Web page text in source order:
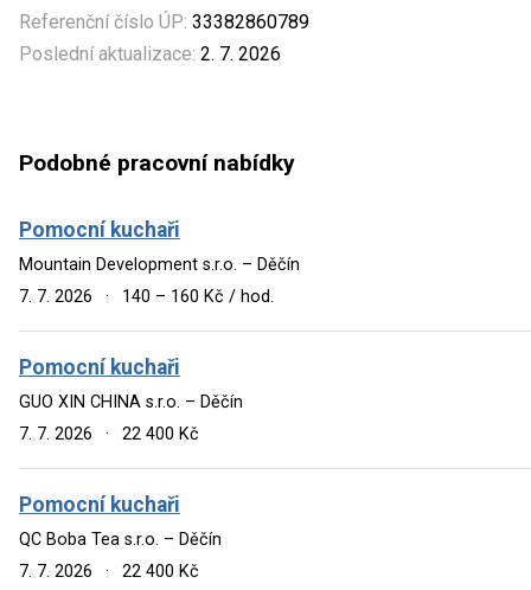
Referenční číslo ÚP: 33382860789
Poslední aktualizace: 2. 7. 2026
Podobné pracovní nabídky
Pomocní kuchaři
Mountain Development s.r.o. – Děčín
7. 7. 2026
· 140 – 160 Kč / hod.
Pomocní kuchaři
GUO XIN CHINA s.r.o. – Děčín
7. 7. 2026
· 22 400 Kč
Pomocní kuchaři
QC Boba Tea s.r.o. – Děčín
7. 7. 2026
· 22 400 Kč